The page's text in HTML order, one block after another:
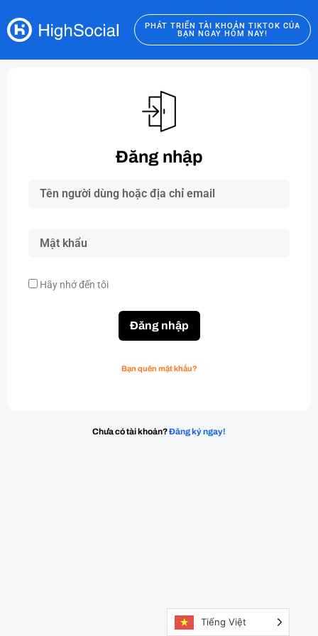
PHÁT TRIỂN TÀI KHOẢN TIKTOK CỦA
BẠN NGAY HÔM NAY!
Đăng nhập
Hãy nhớ đến tôi
Đăng nhập
Bạn quên mật khẩu?
Chưa có tài khoản?Đăng ký ngay!
Tiếng Việt